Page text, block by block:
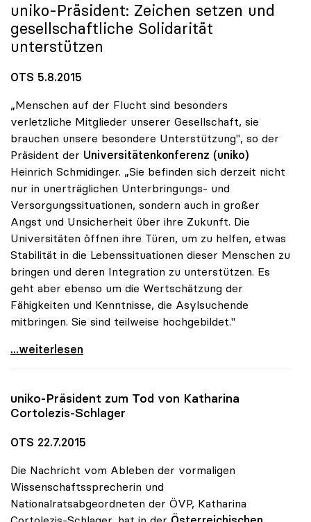
uniko-Präsident: Zeichen setzen und
gesellschaftliche Solidarität
unterstützen
OTS 5.8.2015
„Menschen auf der Flucht sind besonders
verletzliche Mitglieder unserer Gesellschaft, sie
brauchen unsere besondere Unterstützung", so der
Präsident der Universitätenkonferenz (uniko)
Heinrich Schmidinger. „Sie befinden sich derzeit nicht
nur in unerträglichen Unterbringungs- und
Versorgungssituationen, sondern auch in großer
Angst und Unsicherheit über ihre Zukunft. Die
Universitäten öffnen ihre Türen, um zu helfen, etwas
Stabilität in die Lebenssituationen dieser Menschen zu
bringen und deren Integration zu unterstützen. Es
geht aber ebenso um die Wertschätzung der
Fähigkeiten und Kenntnisse, die Asylsuchende
mitbringen. Sie sind teilweise hochgebildet."
Asyl: Universitäten engagieren sich mit einer
...weiterlesen
uniko-Präsident zum Tod von Katharina
Cortolezis-Schlager
OTS 22.7.2015
Die Nachricht vom Ableben der vormaligen
Wissenschaftssprecherin und
Nationalratsabgeordneten der ÖVP, Katharina